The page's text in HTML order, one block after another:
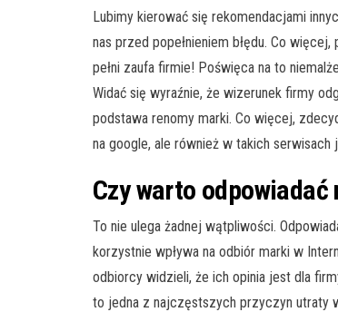
Lubimy kierować się rekomendacjami
nas przed popełnieniem błędu. Co
pełni zaufa firmie! Poświęca na to
Widać się wyraźnie, że wizerunek firmy
podstawa renomy marki. Co więcej,
na google, ale również w takich serwisach
Czy warto
To nie ulega żadnej wątpliwości.
korzystnie wpływa na odbiór marki w
odbiorcy widzieli, że ich opinia jest dla
to jedna z najczęstszych przyczyn utraty